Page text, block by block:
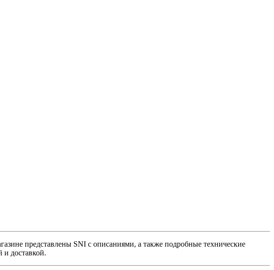
представлены SNI с описаниями, а также подробные технические
доставкой.